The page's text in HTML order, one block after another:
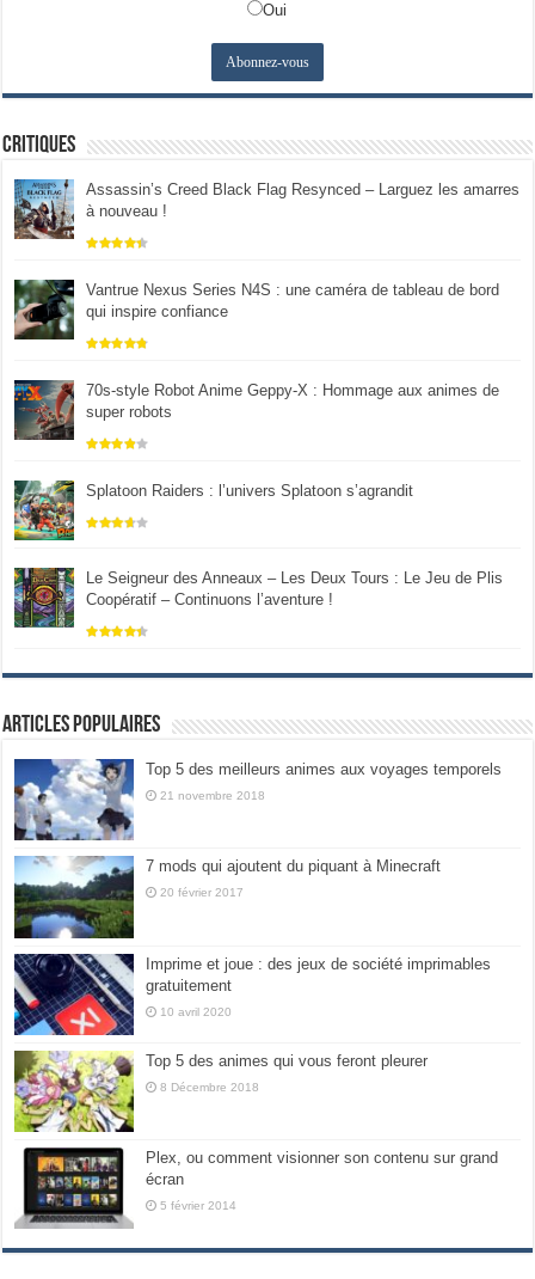
Oui
Critiques
Assassin’s Creed Black Flag Resynced – Larguez les amarres
à nouveau !
Vantrue Nexus Series N4S : une caméra de tableau de bord
qui inspire confiance
70s-style Robot Anime Geppy-X : Hommage aux animes de
super robots
Splatoon Raiders : l’univers Splatoon s’agrandit
Le Seigneur des Anneaux – Les Deux Tours : Le Jeu de Plis
Coopératif – Continuons l’aventure !
Articles populaires
Top 5 des meilleurs animes aux voyages temporels
21 novembre 2018
7 mods qui ajoutent du piquant à Minecraft
20 février 2017
Imprime et joue : des jeux de société imprimables
gratuitement
10 avril 2020
Top 5 des animes qui vous feront pleurer
8 Décembre 2018
Plex, ou comment visionner son contenu sur grand
écran
5 février 2014